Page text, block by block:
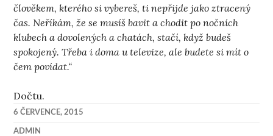
člověkem, kterého si vybereš, ti nepřijde jako ztracený
čas. Neříkám, že se musíš bavit a chodit po nočních
klubech a dovolených a chatách, stačí, když budeš
spokojený. Třeba i doma u televize, ale budete si mít o
čem povídat.“
Dočtu.
6 ČERVENCE, 2015
ADMIN